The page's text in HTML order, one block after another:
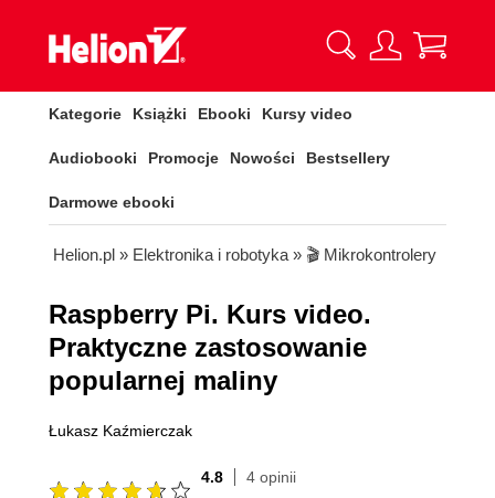
Kategorie Książki Ebooki Kursy video
Audiobooki Promocje Nowości Bestsellery
Darmowe ebooki
Helion.pl » Elektronika i robotyka » 🎬 Mikrokontrolery
Raspberry Pi. Kurs video.
Praktyczne zastosowanie
popularnej maliny
Łukasz Kaźmierczak
4.8 4 opinii